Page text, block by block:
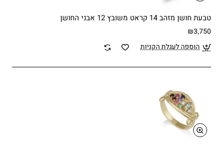
טבעת חושן מזהב 14 קראט משובץ 12 אבני החושן
₪3,750
הוספה לעגלת הקניות